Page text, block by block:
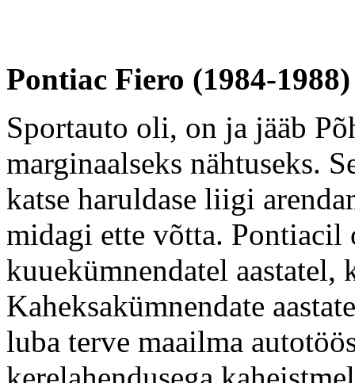
Pontiac Fiero (1984-1988)
Sportauto oli, on ja jääb
marginaalseks nähtuseks.
katse haruldase liigi
midagi ette võtta.
kuuekümnendatel
Kaheksakümnendate
luba terve maailma